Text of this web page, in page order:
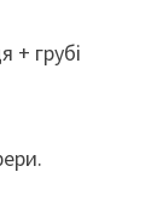
+ грубі